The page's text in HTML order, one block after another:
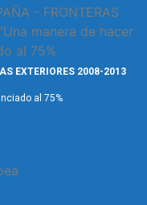
EXTERIORES 2008-2013
al 75%